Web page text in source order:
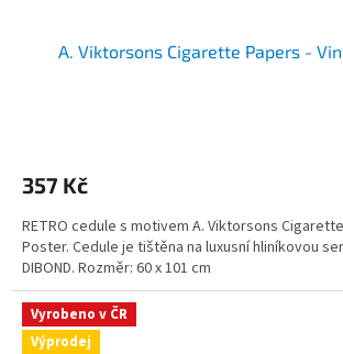
A. Viktorsons Cigarette Papers -
357 Kč
RETRO cedule s motivem A. Viktorsons
Poster. Cedule je tištěna na luxusní hliníkovou
DIBOND. Rozměr: 60 x 101 cm
Vyrobeno v ČR
Výprodej